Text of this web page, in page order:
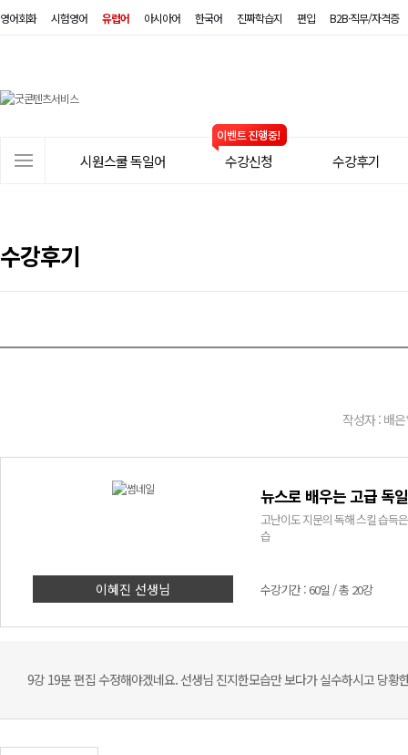
영어회화 시험영어 유럽어 아시아어 한국어 진짜학습지 편입 B2B·직무/자격증
뉴
시원스쿨 독일어 수강신청 수강후기
수강후기
작성자 : 배
이혜진 선생님
뉴스로 배우는 고급 독
고난이도 지문의 독해 스킬 습득
습
수강기간 : 60일 / 총 20강
9강 19분 편집 수정해야겠네요. 선생님 진지한모습만 보다가 실수하시고 당황